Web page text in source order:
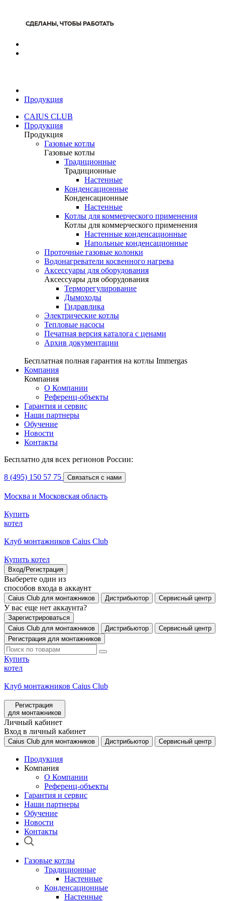
Продукция
CAIUS CLUB
Продукция
Продукция
Газовые котлы
Газовые котлы
Традиционные
Традиционные
Настенные
Конденсационные
Конденсационные
Настенные
Котлы для коммерческого применения
Котлы для коммерческого применения
Настенные конденсационные
Напольные конденсационные
Проточные газовые колонки
Водонагреватели косвенного нагрева
Аксессуары для оборудования
Аксессуары для оборудования
Терморегулирование
Дымоходы
Гидравлика
Электрические котлы
Тепловые насосы
Печатная версия каталога с ценами
Архив документации
Бесплатная полная гарантия на котлы Immergas
Компания
Компания
О Компании
Референц-объекты
Гарантия и сервис
Наши партнеры
Обучение
Новости
Контакты
Бесплатно для всех регионов России:
8 (495) 150 57 75 Связаться с нами
Москва и Московская область
Купить
котел
Клуб монтажников Caius Club
Купить котел
Вход/Регистрация
Выберете один из
способов входа в аккаунт
Caius Club для монтажников Дистрибьютор Сервисный центр
У вас еще нет аккаунта?
Зарегистрироваться
Caius Club для монтажников
Дистрибьютор
Сервисный центр
Регистрация для монтажников
Купить
котел
Клуб монтажников Caius Club
Регистрация
для монтажников
Личный кабинет
Вход в личный кабинет
Caius Club для монтажников Дистрибьютор Сервисный центр
Продукция
Компания
О Компании
Референц-объекты
Гарантия и сервис
Наши партнеры
Обучение
Новости
Контакты
Газовые котлы
Традиционные
Настенные
Конденсационные
Настенные